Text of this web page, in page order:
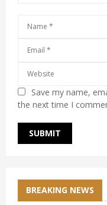
Save my name,
the next time I
BREAKING NEWS